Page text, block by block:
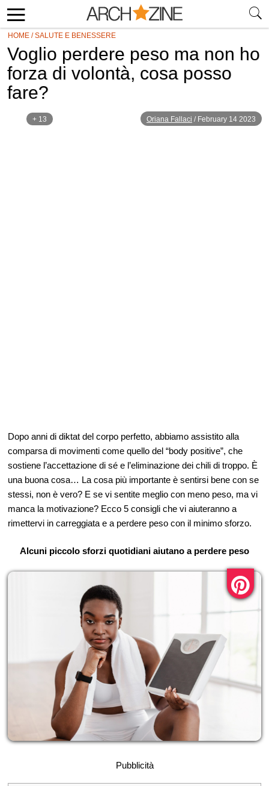
HOME /SALUTE E BENESSERE
Voglio perdere peso ma non ho
forza di volontà, cosa posso
fare?
+ 13 Oriana Fallaci / February 14 2023
Dopo anni di diktat del corpo perfetto, abbiamo assistito alla
comparsa di movimenti come quello del “body positive”, che
sostiene l’accettazione di sé e l’eliminazione dei chili di troppo. È
una buona cosa… La cosa più importante è sentirsi bene con se
stessi, non è vero? E se vi sentite meglio con meno peso, ma vi
manca la motivazione? Ecco 5 consigli che vi aiuteranno a
rimettervi in carreggiata e a perdere peso con il minimo sforzo.
Alcuni piccolo sforzi quotidiani aiutano a perdere peso
Pubblicità